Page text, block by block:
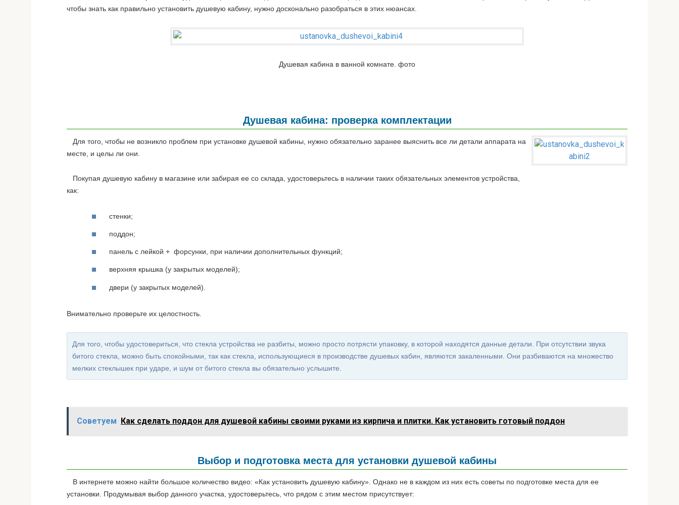
чтобы знать как правильно установить душевую кабину, нужно досконально разобраться в этих нюансах.
Душевая кабина в ванной комнате. фото
Душевая кабина: проверка комплектации
Для того, чтобы не возникло проблем при установке душевой кабины, нужно обязательно заранее выяснить все ли детали аппарата на
месте, и целы ли они.
Покупая душевую кабину в магазине или забирая ее со склада, удостоверьтесь в наличии таких обязательных элементов устройства,
как:
стенки;
поддон;
панель с лейкой + форсунки, при наличии дополнительных функций;
верхняя крышка (у закрытых моделей);
двери (у закрытых моделей).
Внимательно проверьте их целостность.
Для того, чтобы удостовериться, что стекла устройства не разбиты, можно просто потрясти упаковку, в которой находятся данные детали. При отсутствии звука
битого стекла, можно быть спокойными, так как стекла, использующиеся в производстве душевых кабин, являются закаленными. Они разбиваются на множество
мелких стеклышек при ударе, и шум от битого стекла вы обязательно услышите.
Советуем Как сделать поддон для душевой кабины своими руками из кирпича и плитки. Как установить готовый поддон
Выбор и подготовка места для установки душевой кабины
В интернете можно найти большое количество видео: «Как установить душевую кабину». Однако не в каждом из них есть советы по подготовке места для ее
установки. Продумывая выбор данного участка, удостоверьтесь, что рядом с этим местом присутствует: